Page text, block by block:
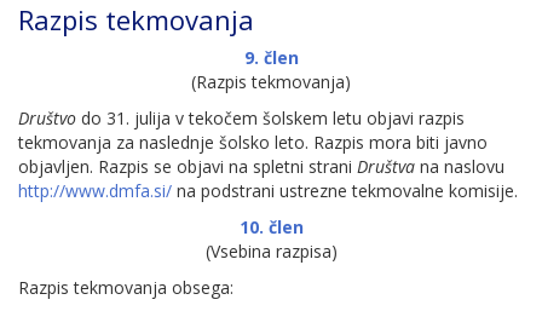
Razpis tekmovanja
9. člen
(Razpis tekmovanja)
Društvo do 31. julija v tekočem šolskem letu objavi razpis
tekmovanja za naslednje šolsko leto. Razpis mora biti javno
objavljen. Razpis se objavi na spletni strani Društva na naslovu
http://www.dmfa.si/ na podstrani ustrezne tekmovalne komisije.
10. člen
(Vsebina razpisa)
Razpis tekmovanja obsega: